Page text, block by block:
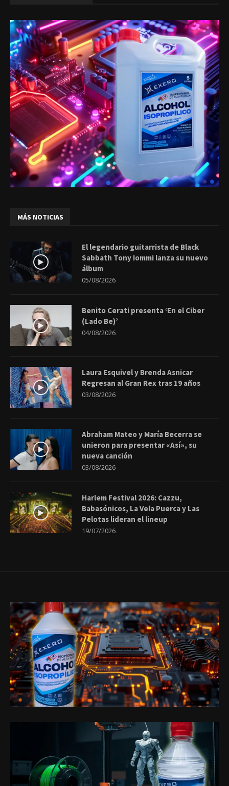
MÁS NOTICIAS
El legendario guitarrista de Black
Sabbath Tony Iommi lanza su nuevo
álbum
05/08/2026
Benito Cerati presenta ‘En el Ciber
(Lado Be)’
04/08/2026
Laura Esquivel y Brenda Asnicar
Regresan al Gran Rex tras 19 años
03/08/2026
Abraham Mateo y María Becerra se
unieron para presentar «Así», su
nueva canción
03/08/2026
Harlem Festival 2026: Cazzu,
Babasónicos, La Vela Puerca y Las
Pelotas lideran el lineup
19/07/2026